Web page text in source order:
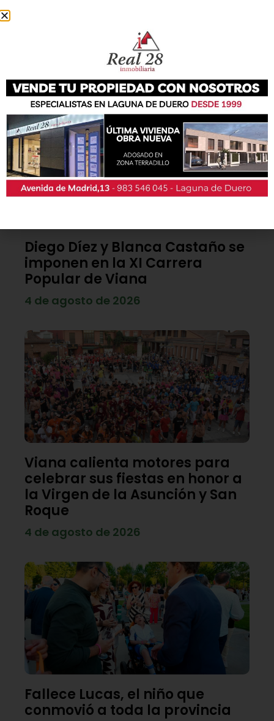
en todos los negocios
patrocinadores y en la Casa de las Artes.
Lo último
Diego Díez y Blanca Castaño se
imponen en la XI Carrera
Popular de Viana
4 de agosto de 2026
Viana calienta motores para
celebrar sus fiestas en honor a
la Virgen de la Asunción y San
Roque
4 de agosto de 2026
Fallece Lucas, el niño que
conmovió a toda la provincia